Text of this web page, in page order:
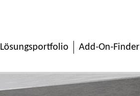
Lösungsportfolio Add-On-Finder